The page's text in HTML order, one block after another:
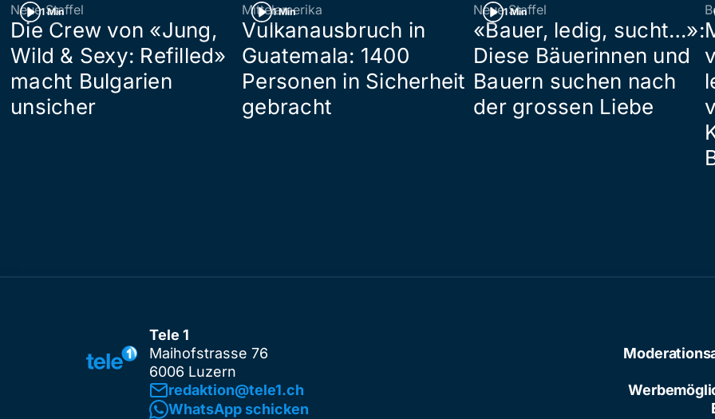
1 Min
Neue Staffel
Die Crew von «Jung,
Wild & Sexy: Refilled»
macht Bulgarien
unsicher
1 Min
Mittelamerika
Vulkanausbruch in
Guatemala: 1400
Personen in Sicherheit
gebracht
1 Min
Neue Staffel
«Bauer, ledig, sucht…»:
Diese Bäuerinnen und
Bauern suchen nach
der grossen Liebe
Tele 1
Maihofstrasse 76
6006 Luzern
redaktion@tele1.ch
WhatsApp schicken